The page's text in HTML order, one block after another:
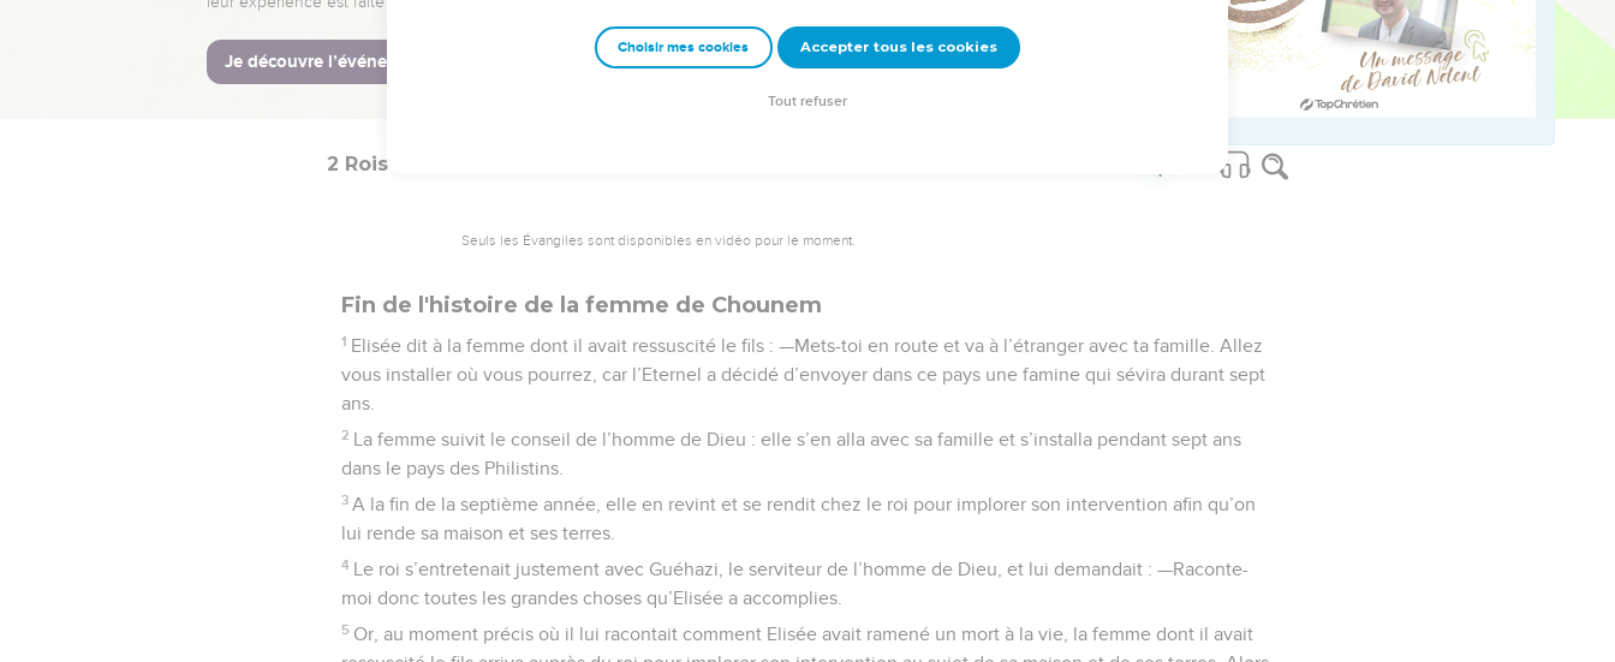
20 C’est bien en effet ce qui lui arriva : la foule le piétina à la porte de la ville, et il mourut.
La Bible Du Semeur Copyright © 1992, 1999 by Biblica, Inc.® Used by permission. All rights reserved worldwide.
2 Rois
Seuls les Évangiles sont disponibles en vidéo pour le moment.
Fin de l'histoire de la femme de Chounem
1 Elisée dit à la femme dont il avait ressuscité le fils : —Mets-toi en route et va à l’étranger avec ta famille. Allez
vous installer où vous pourrez, car l’Eternel a décidé d’envoyer dans ce pays une famine qui sévira durant sept
ans.
2 La femme suivit le conseil de l’homme de Dieu : elle s’en alla avec sa famille et s’installa pendant sept ans
dans le pays des Philistins.
3 A la fin de la septième année, elle en revint et se rendit chez le roi pour implorer son intervention afin qu’on
lui rende sa maison et ses terres.
4 Le roi s’entretenait justement avec Guéhazi, le serviteur de l’homme de Dieu, et lui demandait : —Raconte-
moi donc toutes les grandes choses qu’Elisée a accomplies.
5 Or, au moment précis où il lui racontait comment Elisée avait ramené un mort à la vie, la femme dont il avait
Choisir mes cookies Accepter tous les cookies
Tout refuser